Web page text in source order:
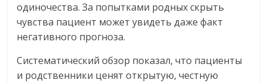
одиночества. За попытками родных скрыть
чувства пациент может увидеть даже факт
негативного прогноза.
Систематический обзор показал, что пациенты
и родственники ценят открытую, честную